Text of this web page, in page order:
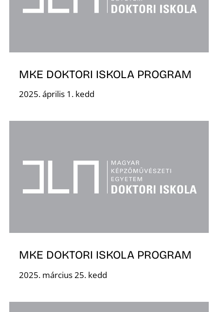
MKE DOKTORI ISKOLA PROGRAM
2025. április 1. kedd
MKE DOKTORI ISKOLA PROGRAM
2025. március 25. kedd